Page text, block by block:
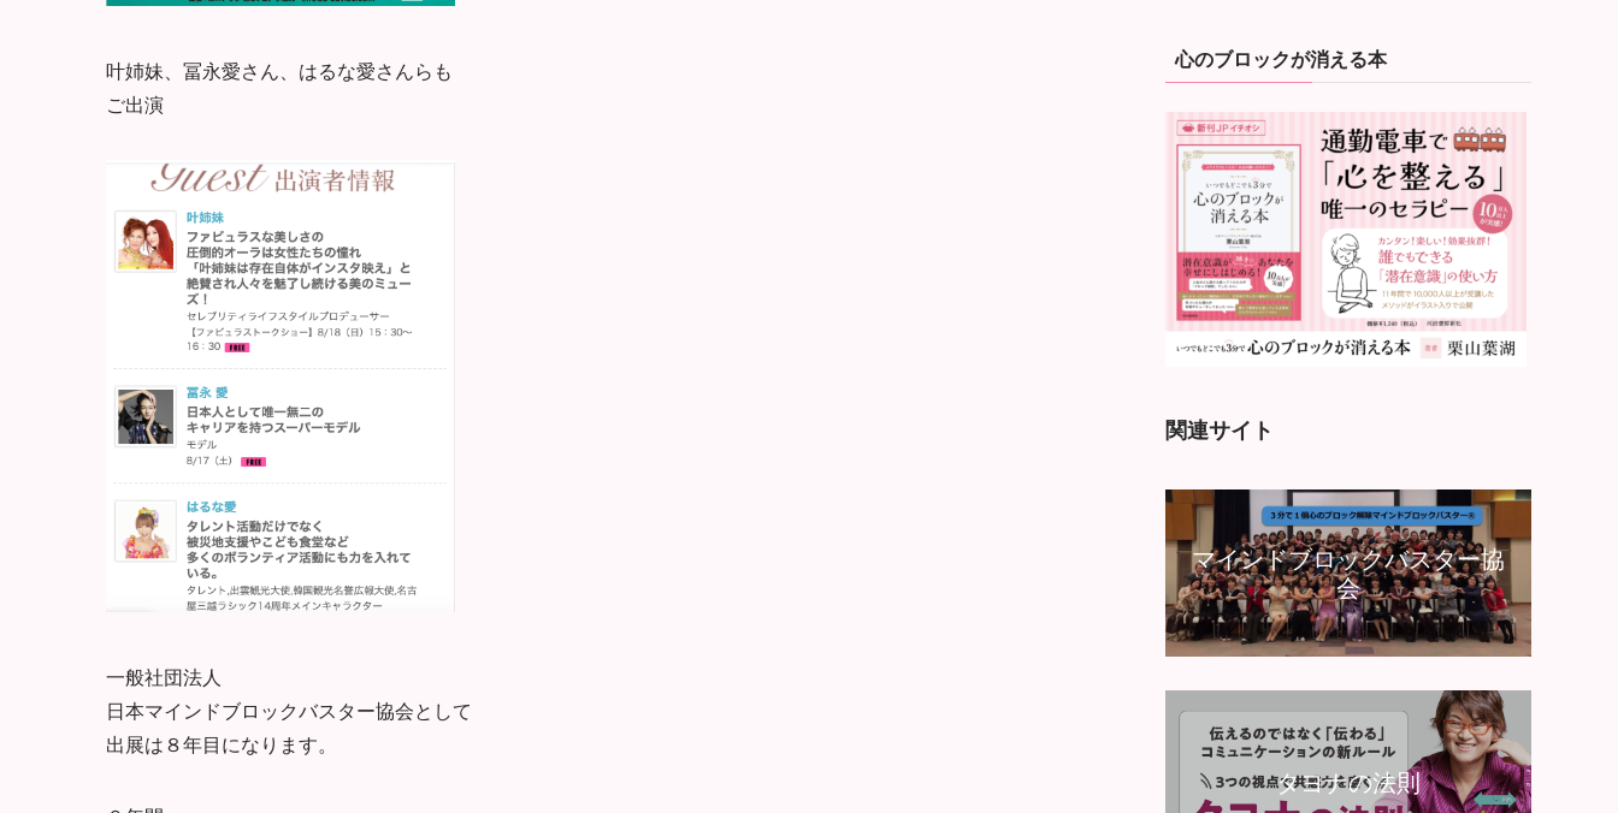
叶姉妹、冨永愛さん、はるな愛さんらも
ご出演
一般社団法人
日本マインドブロックバスター協会として
出展は８年目になります。
心のブロックが消える本
関連サイト
マインドブロックバスター協
会
タヨナの法則